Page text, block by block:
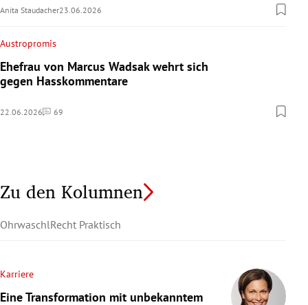
Anita Staudacher23.06.2026
Austropromis
Ehefrau von Marcus Wadsak wehrt sich
gegen Hasskommentare
22.06.2026 69
Kommentare
Zu den Kolumnen
OhrwaschlRecht Praktisch
Karriere
Eine Transformation mit unbekanntem